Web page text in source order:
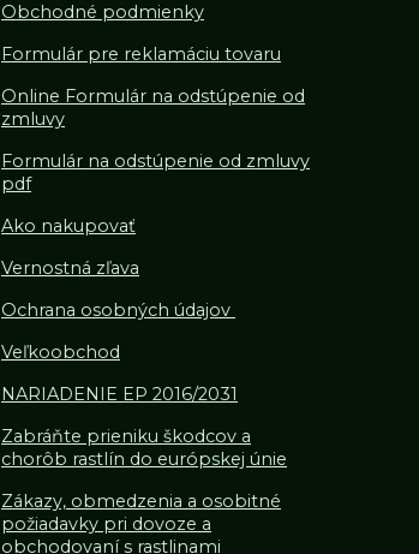
Obchodné podmienky
Formulár pre reklamáciu tovaru
Online Formulár na odstúpenie od
zmluvy
Formulár na odstúpenie od zmluvy
pdf
Ako nakupovať
Vernostná zľava
Ochrana osobných údajov
Veľkoobchod
NARIADENIE EP 2016/2031
Zabráňte prieniku škodcov a
chorôb rastlín do európskej únie
Zákazy, obmedzenia a osobitné
požiadavky pri dovoze a
obchodovaní s rastlinami